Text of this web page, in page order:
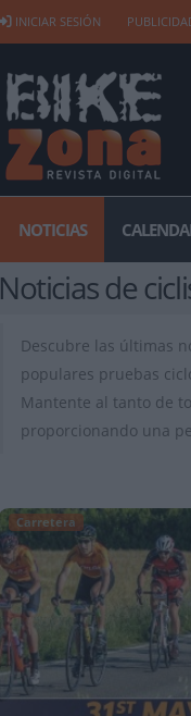
INICIAR SESIÓN
NOTICIAS
Noticias de
Descubre las últimas
populares pruebas
Mantente al tanto de
proporcionando una
Carretera